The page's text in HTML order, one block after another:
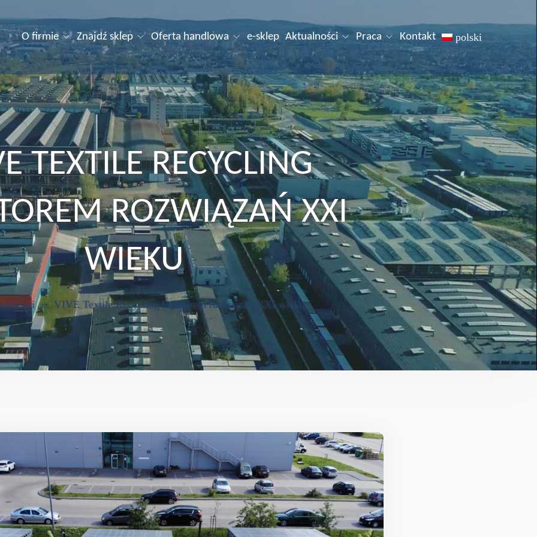
O firmie Znajdź sklep Oferta handlowa e-sklep Aktualności Praca Kontakt polski
TEXTILE RECYCLING
ROZWIĄZAŃ XXI
WIEKU
VIVE Textile Recycling kreatorem rozwiązań XXI wieku